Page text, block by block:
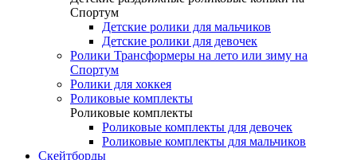
Спортум
Детские ролики для мальчиков
Детские ролики для девочек
Ролики Трансформеры на лето или зиму на
Спортум
Ролики для хоккея
Роликовые комплекты
Роликовые комплекты
Роликовые комплекты для девочек
Роликовые комплекты для мальчиков
Скейтборды